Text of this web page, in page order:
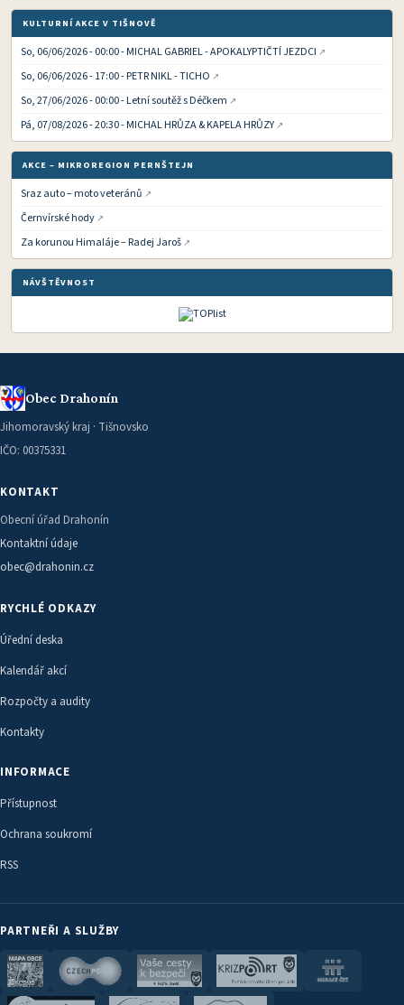
KULTURNÍ AKCE V TIŠNOVĚ
So, 06/06/2026 - 00:00 - MICHAL GABRIEL - APOKALYPTIČTÍ JEZDCI
So, 06/06/2026 - 17:00 - PETR NIKL - TICHO
So, 27/06/2026 - 00:00 - Letní soutěž s Déčkem
Pá, 07/08/2026 - 20:30 - MICHAL HRŮZA & KAPELA HRŮZY
AKCE – MIKROREGION PERNŠTEJN
Sraz auto – moto veteránů
Černvírské hody
Za korunou Himaláje – Radej Jaroš
NÁVŠTĚVNOST
Obec Drahonín
Jihomoravský kraj · Tišnovsko
IČO: 00375331
KONTAKT
Obecní úřad Drahonín
Kontaktní údaje
obec@drahonin.cz
RYCHLÉ ODKAZY
Úřední deska
Kalendář akcí
Rozpočty a audity
Kontakty
INFORMACE
Přístupnost
Ochrana soukromí
RSS
PARTNEŘI A SLUŽBY